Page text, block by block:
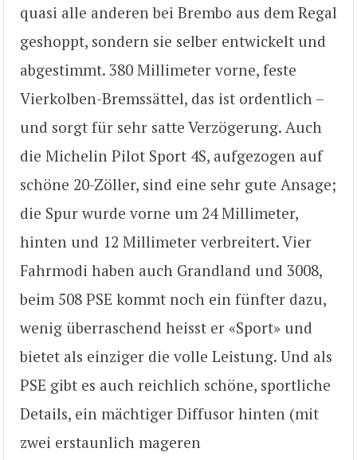
quasi alle anderen bei Brembo aus dem Regal
geshoppt, sondern sie selber entwickelt und
abgestimmt. 380 Millimeter vorne, feste
Vierkolben-Bremssättel, das ist ordentlich –
und sorgt für sehr satte Verzögerung. Auch
die Michelin Pilot Sport 4S, aufgezogen auf
schöne 20-Zöller, sind eine sehr gute Ansage;
die Spur wurde vorne um 24 Millimeter,
hinten und 12 Millimeter verbreitert. Vier
Fahrmodi haben auch Grandland und 3008,
beim 508 PSE kommt noch ein fünfter dazu,
wenig überraschend heisst er «Sport» und
bietet als einziger die volle Leistung. Und als
PSE gibt es auch reichlich schöne, sportliche
Details, ein mächtiger Diffusor hinten (mit
zwei erstaunlich mageren